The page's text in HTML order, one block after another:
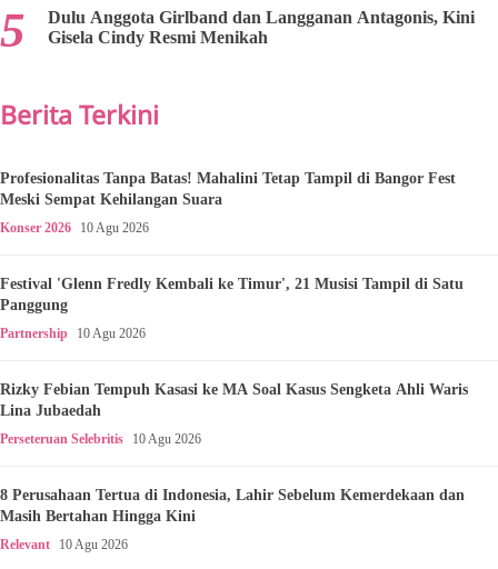
Dulu Anggota Girlband dan Langganan Antagonis, Kini
Gisela Cindy Resmi Menikah
Berita Terkini
Profesionalitas Tanpa Batas! Mahalini Tetap Tampil di Bangor Fest
Meski Sempat Kehilangan Suara
Konser 2026 10 Agu 2026
Festival 'Glenn Fredly Kembali ke Timur', 21 Musisi Tampil di Satu
Panggung
Partnership 10 Agu 2026
Rizky Febian Tempuh Kasasi ke MA Soal Kasus Sengketa Ahli Waris
Lina Jubaedah
Perseteruan Selebritis 10 Agu 2026
8 Perusahaan Tertua di Indonesia, Lahir Sebelum Kemerdekaan dan
Masih Bertahan Hingga Kini
Relevant 10 Agu 2026